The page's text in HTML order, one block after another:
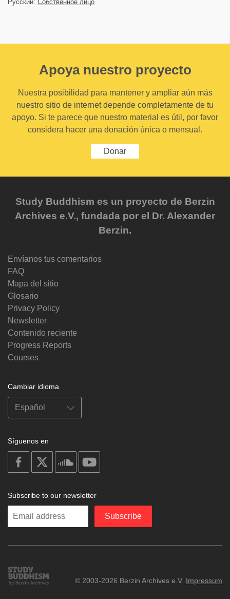
Русский: Собственное лицо
Apoya nuestro proyecto
Nuestra posibilidad para mantener y ampliar aún más
nuestro sitio de internet depende completamente de tu
apoyo. Si te parece que nuestro material es útil, por favor
considera hacer una donación única o mensual.
Donar
Study Buddhism es un proyecto de Berzin
Archives e.V., fundada por el Dr. Alexander
Berzin.
Envíanos tus comentarios
FAQ
Mapa del sitio
Glosario
Privacy Policy
Newsletter
Contenido reciente
Progress Reports
Courses
Cambiar idioma
Síguenos en
on
facebook
soundcloud
Subscribe to our newsletter
Enter
Subscribe
Study
Buddhism
© 2003-2026 Berzin Archives e.V. Impressum